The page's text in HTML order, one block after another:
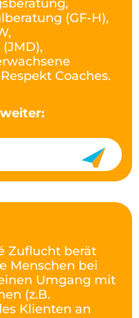
(GF-H),
Coaches.
Zuflucht berät
Menschen bei
Umgang mit
(z.B.
Klienten an